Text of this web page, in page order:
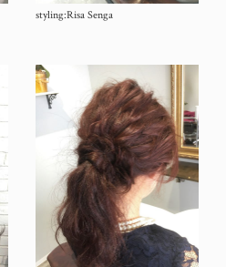
styling:Risa Senga